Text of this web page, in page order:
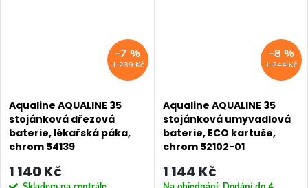
1 239 Kč
–7 %
Aqualine AQUALINE 35
stojánková dřezová
baterie, lékařská páka,
chrom 54139
1 140 Kč
1 244 Kč
–8 %
Aqualine AQUALINE 35
stojánková umyvadlová
baterie, ECO kartuše,
chrom 52102-01
1 144 Kč